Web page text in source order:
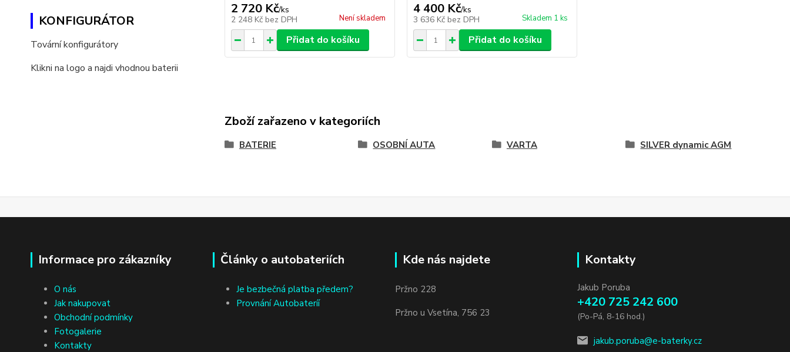
KONFIGURÁTOR
Tovární konfigurátory
Klikni na logo a najdi vhodnou baterii
2 720 Kč/ks
2 248 Kč bez DPH Není skladem
Přidat do košíku
4 400 Kč/ks
3 636 Kč bez DPH Skladem 1 ks
Přidat do košíku
Zboží zařazeno v kategoriích
BATERIE OSOBNÍ AUTA VARTA SILVER dynamic AGM
Informace pro zákazníky
O nás
Jak nakupovat
Obchodní podmínky
Fotogalerie
Kontakty
Články o autobateriích
Je bezbečná platba předem?
Provnání Autobateríí
Kde nás najdete
Pržno 228
Pržno u Vsetína, 756 23
Kontakty
Jakub Poruba
+420 725 242 600
(Po-Pá, 8-16 hod.)
jakub.poruba@e-baterky.cz